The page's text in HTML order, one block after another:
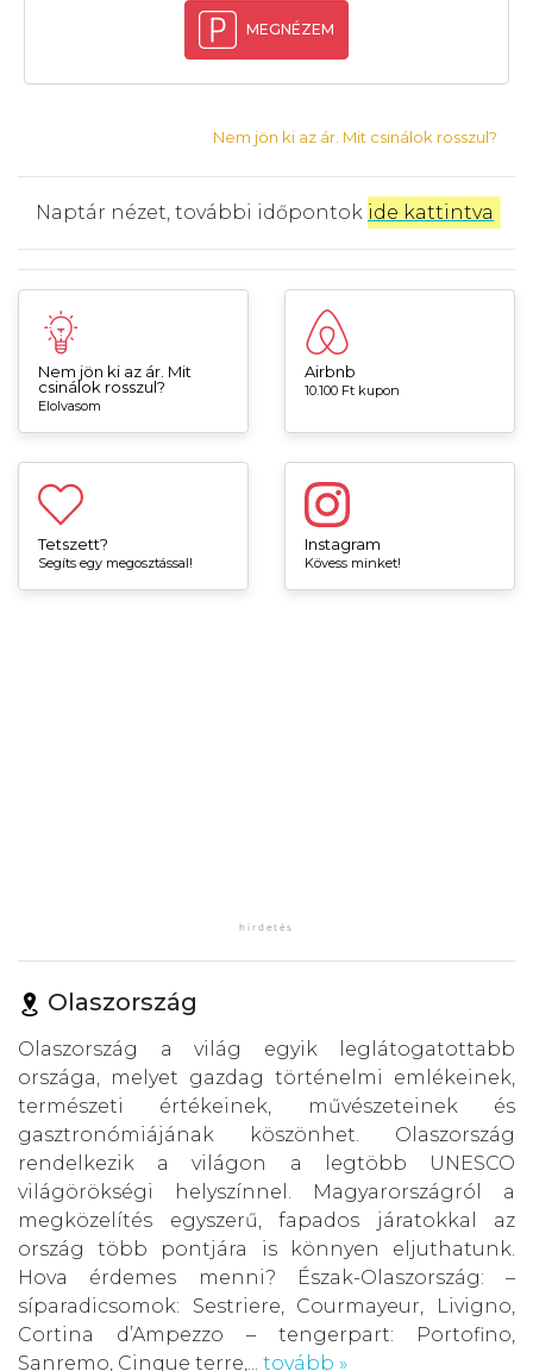
MEGNÉZEM
Nem jön ki az ár. Mit csinálok rosszul?
Naptár nézet, további időpontok ide kattintva
Nem jön ki az ár. Mit
csinálok rosszul?
Elolvasom
Airbnb
10.100 Ft kupon
Tetszett?
Segíts egy megosztással!
Instagram
Kövess minket!
Olaszország
Olaszország a világ egyik leglátogatottabb
országa, melyet gazdag történelmi emlékeinek,
természeti értékeinek, művészeteinek és
gasztronómiájának köszönhet. Olaszország
rendelkezik a világon a legtöbb UNESCO
világörökségi helyszínnel. Magyarországról a
megközelítés egyszerű, fapados járatokkal az
ország több pontjára is könnyen eljuthatunk.
Hova érdemes menni? Észak-Olaszország: –
síparadicsomok: Sestriere, Courmayeur, Livigno,
Cortina d’Ampezzo – tengerpart: Portofino,
Sanremo, Cinque terre,... tovább »